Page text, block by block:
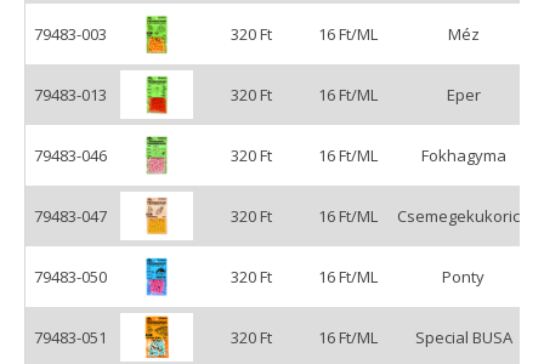
79483-003 320 Ft 16 Ft/ML Méz
79483-013 320 Ft 16 Ft/ML Eper
79483-046 320 Ft 16 Ft/ML Fokhagyma
79483-047 320 Ft 16 Ft/ML Csemegekukorica
79483-050 320 Ft 16 Ft/ML Ponty
79483-051 320 Ft 16 Ft/ML Special BUSA